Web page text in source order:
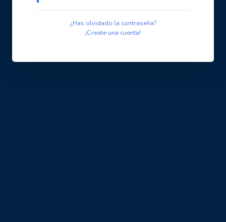
¿Has olvidado la contraseña?
¡Create una cuenta!